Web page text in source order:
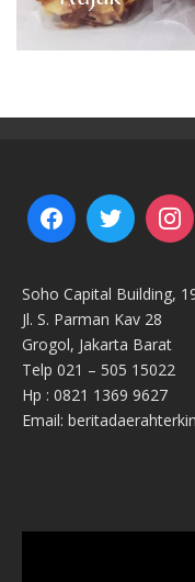
Soho Capital Building,
Jl. S. Parman Kav 28
Grogol, Jakarta Barat
Telp 021 – 505 15022
Hp : 0821 1369 9627
Email: